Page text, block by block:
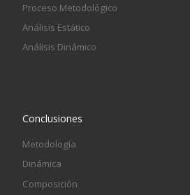
Proceso Metodológico
Análisis Estático
Análisis Dinámico
Conclusiones
Metodología
Dinámica
Composición